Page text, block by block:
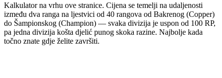
Kalkulator na vrhu ove stranice. Cijena se temelji na udaljenosti
između dva ranga na ljestvici od 40 rangova od Bakrenog (Copper)
do Šampionskog (Champion) — svaka divizija je uspon od 100 RP,
pa jedna divizija košta djelić punog skoka razine. Najbolje kada
točno znate gdje želite završiti.